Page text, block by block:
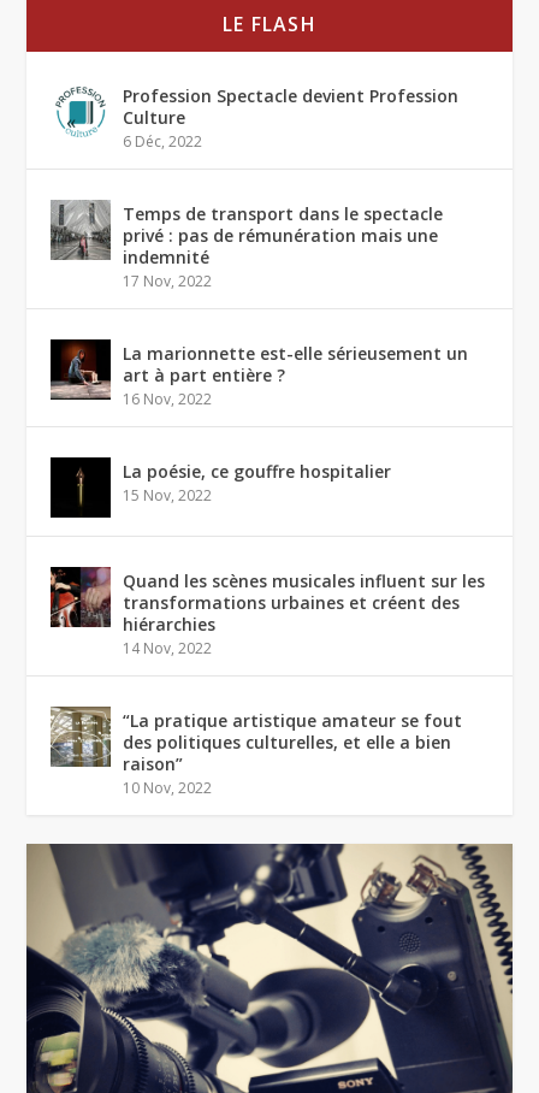
LE FLASH
Profession Spectacle devient Profession
Culture
6 Déc, 2022
Temps de transport dans le spectacle
privé : pas de rémunération mais une
indemnité
17 Nov, 2022
La marionnette est-elle sérieusement un
art à part entière ?
16 Nov, 2022
La poésie, ce gouffre hospitalier
15 Nov, 2022
Quand les scènes musicales influent sur les
transformations urbaines et créent des
hiérarchies
14 Nov, 2022
“La pratique artistique amateur se fout
des politiques culturelles, et elle a bien
raison”
10 Nov, 2022